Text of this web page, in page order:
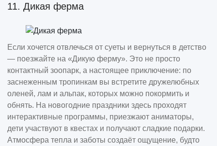
11. Дикая ферма
Если хочется отвлечься от суеты и вернуться в детство
— поезжайте на «Дикую ферму». Это не просто
контактный зоопарк, а настоящее приключение: по
заснеженным тропинкам вы встретите дружелюбных
оленей, лам и альпак, которых можно покормить и
обнять. На новогодние праздники здесь проходят
интерактивные программы, приезжают аниматоры,
дети участвуют в квестах и получают сладкие подарки.
Атмосфера тепла и заботы создаёт ощущение, будто